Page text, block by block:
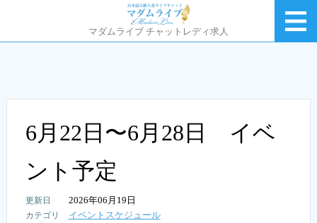
マダムライブ チャットレディ求人
6月22日〜6月28日 イベ
ント予定
2026年06月19日
イベントスケジュール